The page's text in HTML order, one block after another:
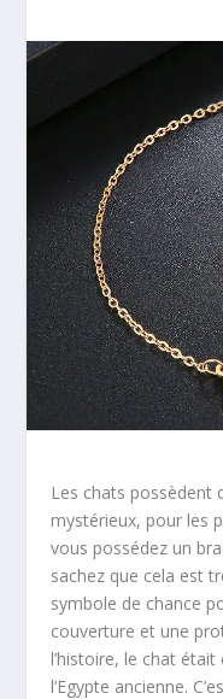
Les chats possèdent
mystérieux, pour les
vous possédez un
sachez que cela est
symbole de chance
couverture et une
l’histoire, le chat
l’Egypte ancienne.